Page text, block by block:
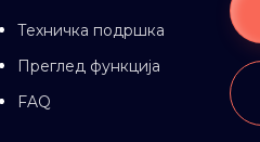
Техничка подршка
Преглед функција
FAQ